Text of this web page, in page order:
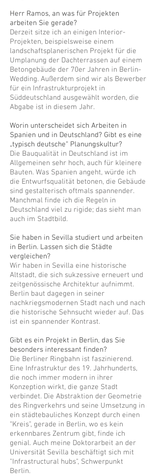
Herr Ramos, an was für Projekten
arbeiten Sie gerade?
Derzeit sitze ich an einigen Interior-
Projekten, beispielsweise einem
landschaftsplanerischen Projekt für die
Umplanung der Dachterrassen auf einem
Betongebäude der 70er Jahren in Berlin-
Wedding. Außerdem sind wir als Bewerber
für ein Infrastrukturprojekt in
Süddeutschland ausgewählt worden, die
Abgabe ist in diesem Jahr.
Worin unterscheidet sich Arbeiten in
Spanien und in Deutschland? Gibt es eine
„typisch deutsche“ Planungskultur?
Die Bauqualität in Deutschland ist im
Allgemeinen sehr hoch, auch für kleinere
Bauten. Was Spanien angeht, würde ich
die Entwurfsqualität betonen, die Gebäude
sind gestalterisch oftmals spannender.
Manchmal finde ich die Regeln in
Deutschland viel zu rigide; das sieht man
auch im Stadtbild.
Sie haben in Sevilla studiert und arbeiten
in Berlin. Lassen sich die Städte
vergleichen?
Wir haben in Sevilla eine historische
Altstadt, die sich sukzessive erneuert und
zeitgenössische Architektur aufnimmt.
Berlin baut dagegen in seiner
nachkriegsmodernen Stadt nach und nach
die historische Sehnsucht wieder auf. Das
ist ein spannender Kontrast.
Gibt es ein Projekt in Berlin, das Sie
besonders interessant finden?
Die Berliner Ringbahn ist faszinierend.
Eine Infrastruktur des 19. Jahrhunderts,
die noch immer modern in ihrer
Konzeption wirkt, die ganze Stadt
verbindet. Die Abstraktion der Geometrie
des Ringverkehrs und seine Umsetzung in
ein städtebauliches Konzept durch einen
“Kreis", gerade in Berlin, wo es kein
erkennbares Zentrum gibt, finde ich
genial. Auch meine Doktorarbeit an der
Universität Sevilla beschäftigt sich mit
"Infrastructural hubs", Schwerpunkt
Berlin.